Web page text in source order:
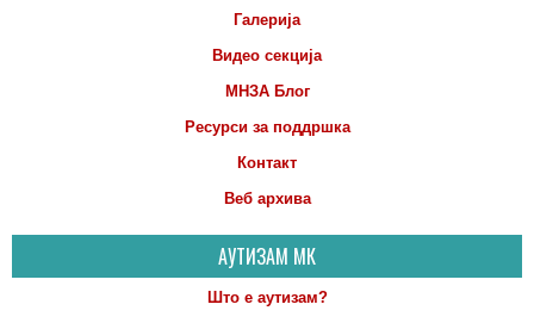
Галерија
Видео секција
МНЗА Блог
Ресурси за поддршка
Контакт
Веб архива
АУТИЗАМ МК
Што е аутизам?